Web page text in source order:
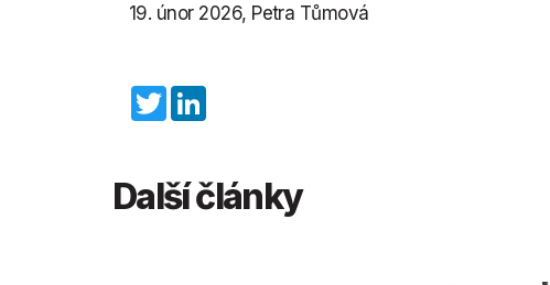
19. únor 2026, Petra Tůmová
Twitter
Další články